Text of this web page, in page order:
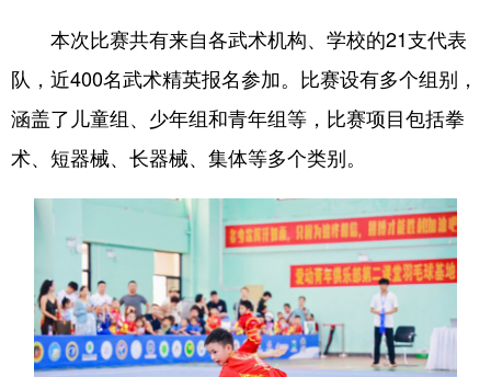
本次比赛共有来自各武术机构、学校的21支代表
队，近400名武术精英报名参加。比赛设有多个组别，
涵盖了儿童组、少年组和青年组等，比赛项目包括拳
术、短器械、长器械、集体等多个类别。